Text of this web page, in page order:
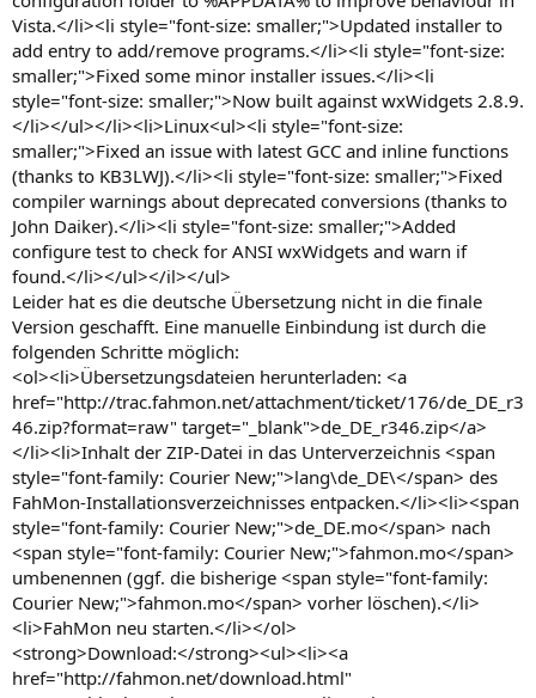
Vista.</li><li style="font-size: smaller;">Updated installer to
add entry to add/remove programs.</li><li style="font-size:
smaller;">Fixed some minor installer issues.</li><li
style="font-size: smaller;">Now built against wxWidgets 2.8.9.
</li></ul></li><li>Linux<ul><li style="font-size:
smaller;">Fixed an issue with latest GCC and inline functions
(thanks to KB3LWJ).</li><li style="font-size: smaller;">Fixed
compiler warnings about deprecated conversions (thanks to
John Daiker).</li><li style="font-size: smaller;">Added
configure test to check for ANSI wxWidgets and warn if
found.</li></ul></il></ul>
Leider hat es die deutsche Übersetzung nicht in die finale
Version geschafft. Eine manuelle Einbindung ist durch die
folgenden Schritte möglich:
<ol><li>Übersetzungsdateien herunterladen: <a
href="http://trac.fahmon.net/attachment/ticket/176/de_DE_r3
46.zip?format=raw" target="_blank">de_DE_r346.zip</a>
</li><li>Inhalt der ZIP-Datei in das Unterverzeichnis <span
style="font-family: Courier New;">lang\de_DE\</span> des
FahMon-Installationsverzeichnisses entpacken.</li><li><span
style="font-family: Courier New;">de_DE.mo</span> nach
<span style="font-family: Courier New;">fahmon.mo</span>
umbenennen (ggf. die bisherige <span style="font-family:
Courier New;">fahmon.mo</span> vorher löschen).</li>
<li>FahMon neu starten.</li></ol>
<strong>Download:</strong><ul><li><a
href="http://fahmon.net/download.html"